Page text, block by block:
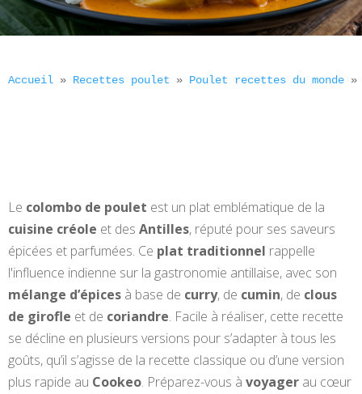
Accueil » Recettes poulet » Poulet recettes du monde
Le colombo de poulet est un plat emblématique de la
cuisine créole et des Antilles, réputé pour ses saveurs
épicées et parfumées. Ce plat traditionnel rappelle
l'influence indienne sur la gastronomie antillaise, avec son
mélange d’épices à base de curry, de cumin, de clous
de girofle et de coriandre. Facile à réaliser, cette recette
se décline en plusieurs versions pour s’adapter à tous les
goûts, qu’il s’agisse de la recette classique ou d’une version
plus rapide au Cookeo. Préparez-vous à voyager au cœur